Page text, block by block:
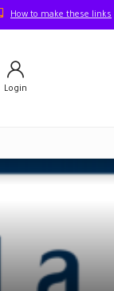
How to make these links
Login